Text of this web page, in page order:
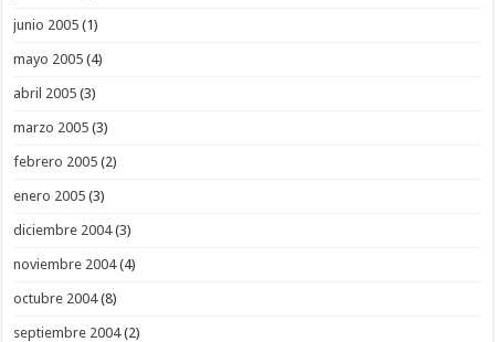
junio 2005 (1)
mayo 2005 (4)
abril 2005 (3)
marzo 2005 (3)
febrero 2005 (2)
enero 2005 (3)
diciembre 2004(3)
noviembre 2004(4)
octubre 2004(8)
septiembre 2004(2)